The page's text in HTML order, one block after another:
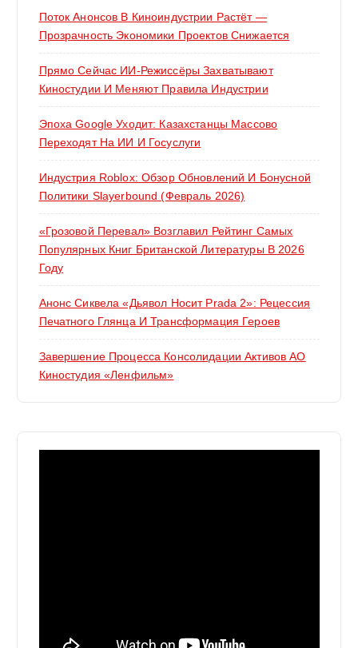
Поток Анонсов В Киноиндустрии Растёт —
Прозрачность Экономики Проектов Снижается
Прямо Сейчас ИИ-Режиссёры Захватывают
Киностудии И Меняют Правила Индустрии
Эпоха Google Уходит: Казахстанцы Массово
Переходят На ИИ И Госуслуги
Индустрия Roblox: Обзор Обновлений И Бонусной
Политики Slayerbound (февраль 2026)
«Грозовой Перевал» Возглавил Рейтинг Самых
Популярных Книг Британской Литературы В 2026
Году
Анонс Сиквела «Дьявол Носит Prada 2»: Рецессия
Печатного Глянца И Трансформация Героев
Завершение Процесса Консолидации Активов АО
Киностудия «Ленфильм»